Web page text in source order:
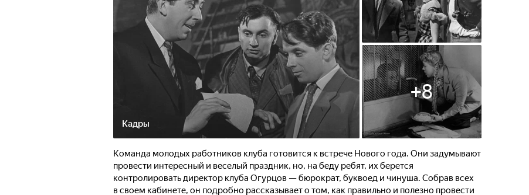
Кадры
+8
Команда молодых работников клуба готовится к встрече Нового года. Они задумывают
провести интересный и веселый праздник, но, на беду ребят, их берется
контролировать директор клуба Огурцов — бюрократ, буквоед и чинуша. Собрав всех
в своем кабинете, он подробно рассказывает о том, как правильно и полезно провести